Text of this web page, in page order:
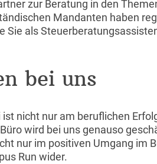
zur Beratung in den
Mandanten haben
Sie als
bei uns
ist nicht nur am beruflichen
wird bei uns genauso
nur im positiven Umgang im
Run wider.